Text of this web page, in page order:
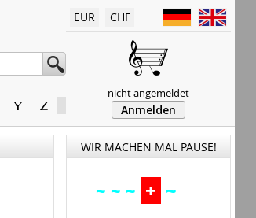
Y Z
EUR CHF
nicht angemeldet
Anmelden
WIR MACHEN MAL PAUSE!
~ ~ ~ + ~